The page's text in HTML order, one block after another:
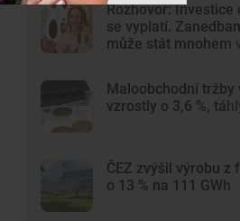
Rozhovor: Investice
se vyplatí.
může stát mnohem
Maloobchodní tržby
vzrostly o 3,6 %,
ČEZ zvýšil výrobu z
o 13 % na 111 GWh